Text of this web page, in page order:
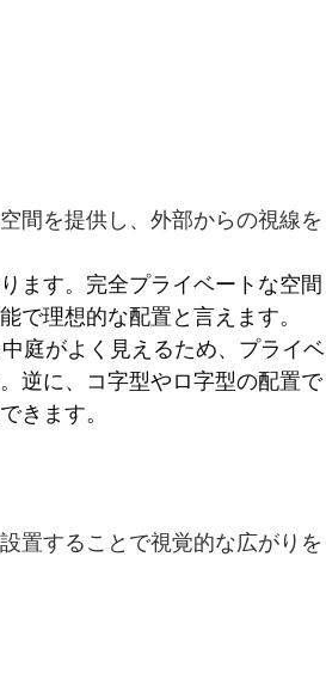
間を提供し、外部からの視線を
ます。完全プライベートな空間
で理想的な配置と言えます。
庭がよく見えるため、プライベ
逆に、コ字型やロ字型の配置で
きます。
置することで視覚的な広がりを